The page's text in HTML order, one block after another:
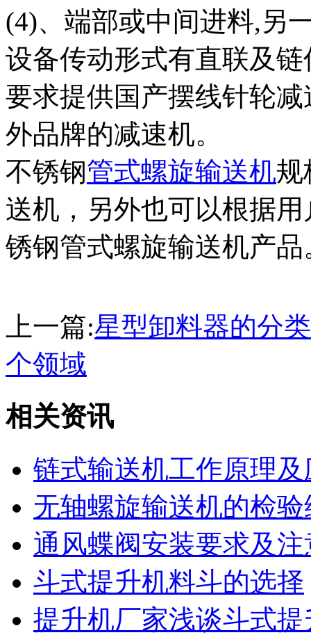
(4)、端部或中间进料,另
设备传动形式有直联及
要求提供国产摆线针轮
外品牌的减速机。
不锈钢管式螺旋输送机规
送机，另外也可以根据
锈钢管式螺旋输送机产品
上一篇:星型卸料器的分类
个领域
相关资讯
链式输送机工作原理
无轴螺旋输送机的检验
通风蝶阀安装要求及
斗式提升机料斗的选择
提升机厂家浅谈斗式